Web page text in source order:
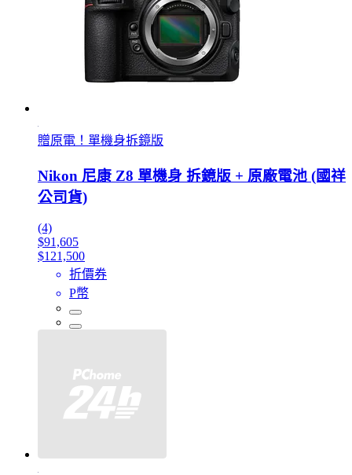
贈原電！單機身拆鏡版
Nikon 尼康 Z8 單機身 拆鏡版 + 原廠電池 (國祥
公司貨)
(4)
$91,605
$121,500
折價券
P幣